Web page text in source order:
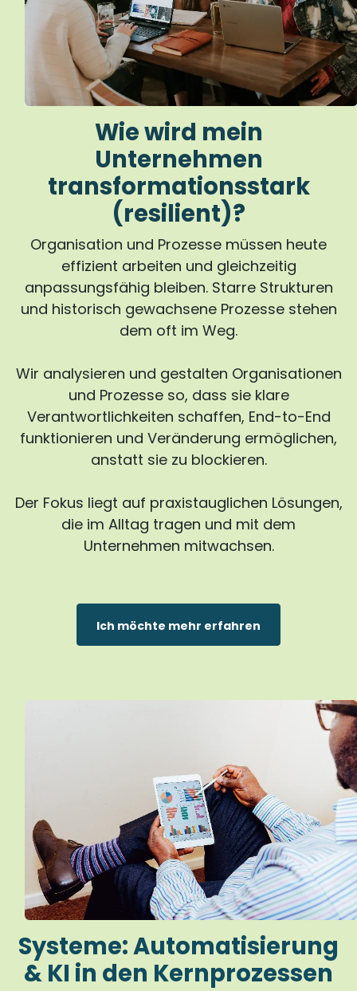
Wie wird mein
Unternehmen
transformationsstark
(resilient)?
Organisation und Prozesse müssen heute
effizient arbeiten und gleichzeitig
anpassungsfähig bleiben. Starre Strukturen
und historisch gewachsene Prozesse stehen
dem oft im Weg.
Wir analysieren und gestalten Organisationen
und Prozesse so, dass sie klare
Verantwortlichkeiten schaffen, End-to-End
funktionieren und Veränderung ermöglichen,
anstatt sie zu blockieren.
Der Fokus liegt auf praxistauglichen Lösungen,
die im Alltag tragen und mit dem
Unternehmen mitwachsen.
Ich möchte mehr erfahren
Systeme: Automatisierung
& KI in den Kernprozessen